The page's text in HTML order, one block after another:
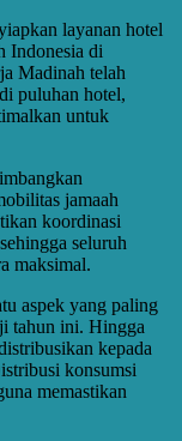
layanan hotel
Indonesia di
Madinah telah
puluhan hotel,
untuk
jamaah
koordinasi
seluruh
maksimal.
aspek yang paling
tahun ini. Hingga
kepada
konsumsi
memastikan